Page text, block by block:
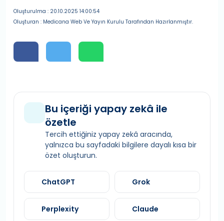
Oluşturulma : 20.10.2025 14:00:54
Oluşturan : Medicana Web Ve Yayın Kurulu Tarafından Hazırlanmıştır.
Bu içeriği yapay zekâ ile
özetle
Tercih ettiğiniz yapay zekâ aracında,
yalnızca bu sayfadaki bilgilere dayalı kısa bir
özet oluşturun.
ChatGPT Grok
Perplexity Claude